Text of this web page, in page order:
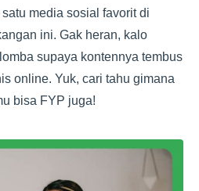
media sosial favorit di
ini. Gak heran, kalo
supaya kontennya tembus
online. Yuk, cari tahu gimana
bisa FYP juga!